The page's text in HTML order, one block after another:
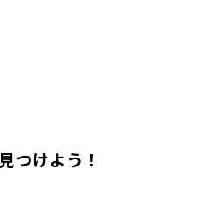
つけよう！